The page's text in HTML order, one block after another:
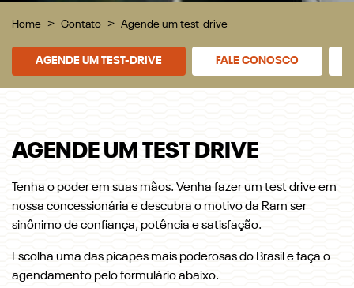
Home Contato Agende um test-drive
FALE CONOSCO
AGENDE UM TEST-DRIVE
AGENDE UM TEST DRIVE
Tenha o poder em suas mãos. Venha fazer um test drive em
nossa concessionária e descubra o motivo da Ram ser
sinônimo de confiança, potência e satisfação.
Escolha uma das picapes mais poderosas do Brasil e faça o
agendamento pelo formulário abaixo.